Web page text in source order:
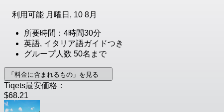
利用可能 月曜日, 10 8月
所要時間：4時間30分
英語, イタリア語ガイドつき
グループ人数 50名まで
「料金に含まれるもの」を見る
Tiqets最安価格：
$68.21